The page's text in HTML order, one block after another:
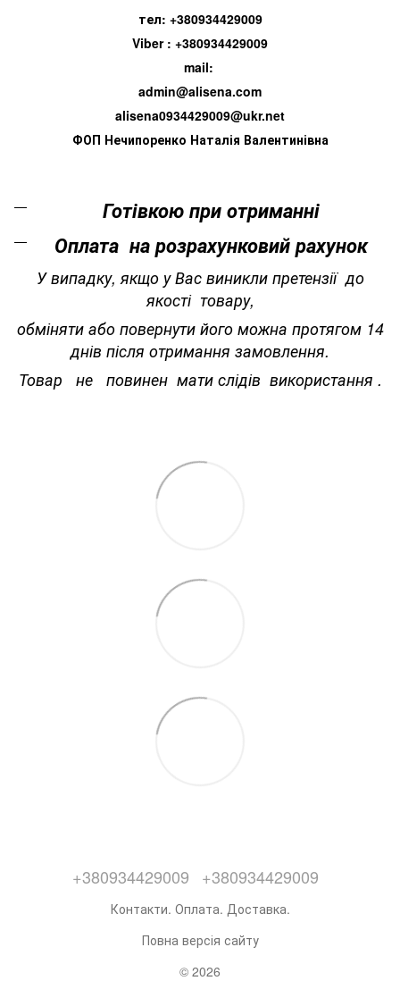
тел: +380934429009
Viber : +380934429009
mail:
admin@alisena.com
alisena0934429009@ukr.net
ФОП Нечипоренко Наталія Валентинівна
Готівкою при отриманні
Оплата на розрахунковий рахунок
У випадку, якщо у Вас виникли претензії до
якості товару,
обміняти або повернути його можна протягом 14
днів після отримання замовлення.
Товар не повинен мати слідів використання .
+380934429009 +380934429009
Контакти. Оплата. Доставка.
Повна версія сайту
© 2026